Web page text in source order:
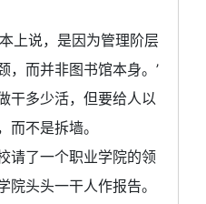
上说，是因为管理阶层
，而并非图书馆本身。’
干多少活，但要给人以
而不是拆墙。
请了一个职业学院的领
院头头一干人作报告。